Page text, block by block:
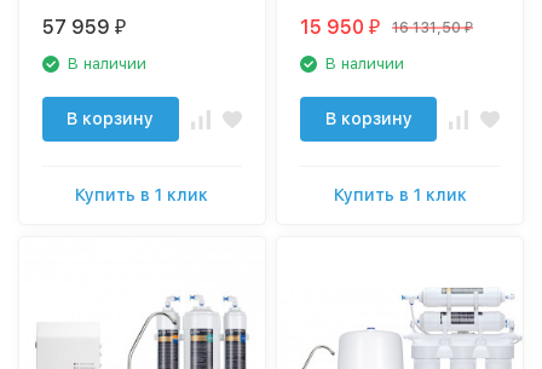
обратного осмоса с
минерализацией
57 959 ₽
В наличии
В корзину
Купить в 1 клик
Line
15 950 ₽ 16 131,50 ₽
В наличии
В корзину
Купить в 1 клик